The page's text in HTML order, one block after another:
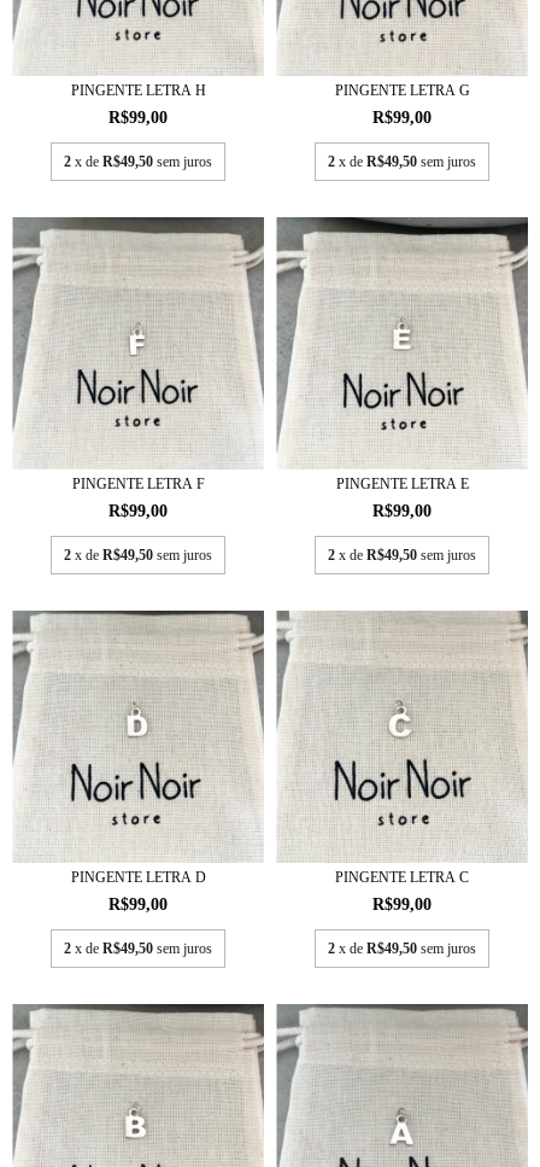
PINGENTE LETRA H
R$99,00
2 x de R$49,50 sem juros
PINGENTE LETRA G
R$99,00
2 x de R$49,50 sem juros
PINGENTE LETRA F
R$99,00
2 x de R$49,50 sem juros
PINGENTE LETRA E
R$99,00
2 x de R$49,50 sem juros
PINGENTE LETRA D
R$99,00
2 x de R$49,50 sem juros
PINGENTE LETRA C
R$99,00
2 x de R$49,50 sem juros